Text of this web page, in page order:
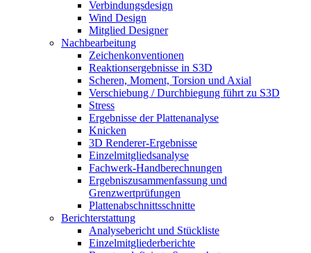
Verbindungsdesign
Wind Design
Mitglied Designer
Nachbearbeitung
Zeichenkonventionen
Reaktionsergebnisse in S3D
Scheren, Moment, Torsion und Axial
Verschiebung / Durchbiegung führt zu S3D
Stress
Ergebnisse der Plattenanalyse
Knicken
3D Renderer-Ergebnisse
Einzelmitgliedsanalyse
Fachwerk-Handberechnungen
Ergebniszusammenfassung und
Grenzwertprüfungen
Plattenabschnittsschnitte
Berichterstattung
Analysebericht und Stückliste
Einzelmitgliederberichte